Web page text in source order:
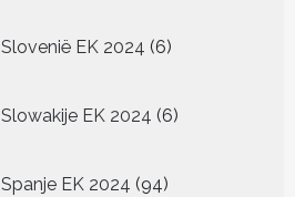
Slovenië EK 2024 66
Slowakije EK 2024 6
producten
Spanje EK 2024 9494